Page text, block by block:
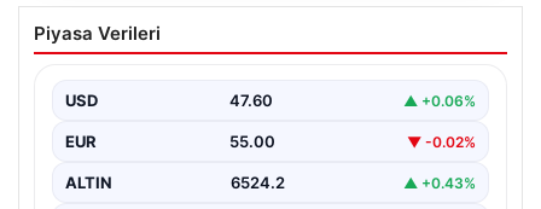
Olmaz denen oldu! Maç sırasında
yıldırım çarptı: O futbolcu hayatını
Piyasa Verileri
USD 47.60 ▲ +0.06%
EUR 55.00 ▼ -0.02%
ALTIN 6524.2 ▲ +0.43%